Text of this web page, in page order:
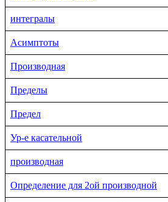
интегралы
Асимптоты
Производная
Пределы
Предел
Ур-е касательной
производная
Определение для 2ой производной